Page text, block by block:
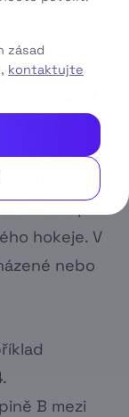
objeví
1 a Sport 2
vyznavači
Evropská
hokeje. V
nebo
.
B mezi
zásad
kontaktujte